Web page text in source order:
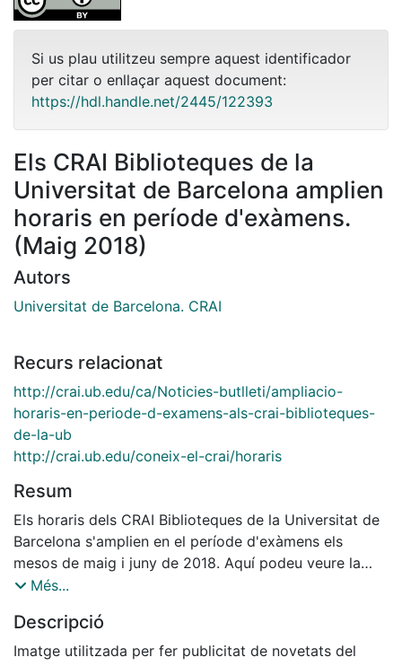
Si us plau utilitzeu sempre aquest identificador
per citar o enllaçar aquest document:
https://hdl.handle.net/2445/122393
Els CRAI Biblioteques de la
Universitat de Barcelona amplien
horaris en període d'exàmens.
(Maig 2018)
Autors
Universitat de Barcelona. CRAI
Recurs relacionat
http://crai.ub.edu/ca/Noticies-butlleti/ampliacio-
horaris-en-periode-d-examens-als-crai-biblioteques-
de-la-ub
http://crai.ub.edu/coneix-el-crai/horaris
Resum
Els horaris dels CRAI Biblioteques de la Universitat de
Barcelona s'amplien en el període d'exàmens els
mesos de maig i juny de 2018. Aquí podeu veure la
graella amb els horaris dels caps de setmana, festius i
del CRAI.
Més...
Descripció
Imatge utilitzada per fer publicitat de novetats del